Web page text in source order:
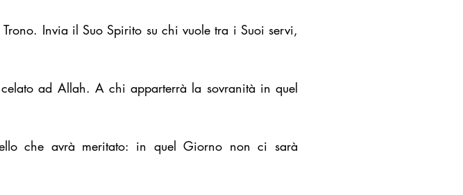
Invia il Suo Spirito su chi vuole tra i Suoi servi,
ad Allah. A chi apparterrà la sovranità in quel
che avrà meritato: in quel Giorno non ci sarà